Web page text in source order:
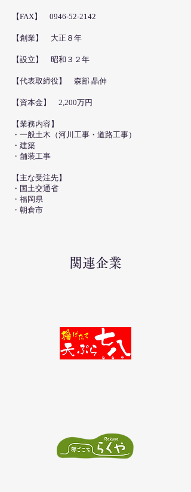
【FAX】 0946-52-2142
【創業】 大正８年
【設立】 昭和３２年
【代表取締役】 森部 晶伸
【資本金】 2,200万円
【業務内容】
・一般土木（河川工事・道路工事）
・建築
・舗装工事
【主な受注先】
・国土交通省
・福岡県
・朝倉市
関連企業